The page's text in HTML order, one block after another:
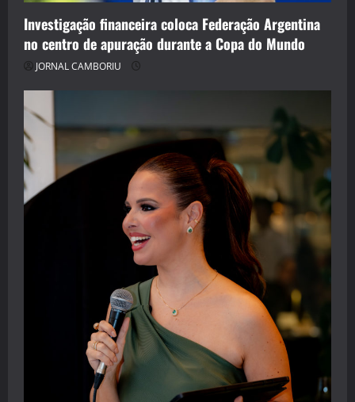
Investigação financeira coloca Federação Argentina
no centro de apuração durante a Copa do Mundo
JORNAL CAMBORIU